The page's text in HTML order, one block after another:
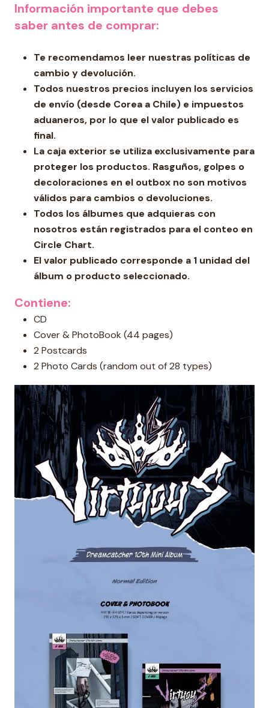
Información importante que debes
saber antes de comprar:
Te recomendamos leer nuestras políticas de
cambio y devolución.
Todos nuestros precios incluyen los servicios
de envío (desde Corea a Chile) e impuestos
aduaneros, por lo que el valor publicado es
final.
La caja exterior se utiliza exclusivamente para
proteger los productos. Rasguños, golpes o
decoloraciones en el outbox no son motivos
válidos para cambios o devoluciones.
Todos los álbumes que adquieras con
nosotros están registrados para el conteo en
Circle Chart.
El valor publicado corresponde a 1 unidad del
álbum o producto seleccionado.
Contiene:
CD
Cover & PhotoBook (44 pages)
2 Postcards
2 Photo Cards (random out of 28 types)